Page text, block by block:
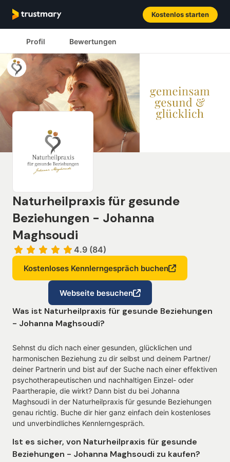
Kostenlos starten
Profil Bewertungen
Naturheilpraxis für gesunde
Beziehungen - Johanna
Maghsoudi
4.9 (84)
Kostenloses Kennlerngespräch buchen
Webseite besuchen
Was ist Naturheilpraxis für gesunde Beziehungen
- Johanna Maghsoudi?
Sehnst du dich nach einer gesunden, glücklichen und
harmonischen Beziehung zu dir selbst und deinem Partner/
deiner Partnerin und bist auf der Suche nach einer effektiven
psychotherapeutischen und nachhaltigen Einzel- oder
Paartherapie, die wirkt? Dann bist du bei Johanna
Maghsoudi in der Naturheilpraxis für gesunde Beziehungen
genau richtig. Buche dir hier ganz einfach dein kostenloses
und unverbindliches Kennlerngespräch.
Ist es sicher, von Naturheilpraxis für gesunde
Beziehungen - Johanna Maghsoudi zu kaufen?